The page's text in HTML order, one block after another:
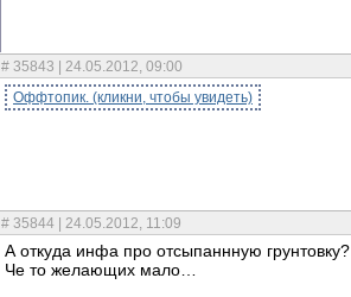
# 35843 | 24.05.2012, 09:00
# 35844 | 24.05.2012, 11:09
А откуда инфа про отсыпаннную грунтовку?
Че то желающих мало…